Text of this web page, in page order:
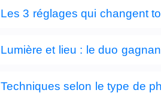
Les 3 réglages qui changent
Lumière et lieu : le duo
Techniques selon le type de